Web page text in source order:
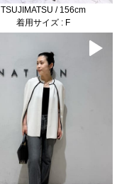
TSUJIMATSU / 156cm
着用サイズ : F